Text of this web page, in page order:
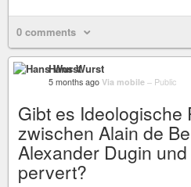
0 comments
Hans Wurst
5 months ago Via mobile – Public
Gibt es Ideologische
zwischen Alain de
Alexander Dugin
pervert?